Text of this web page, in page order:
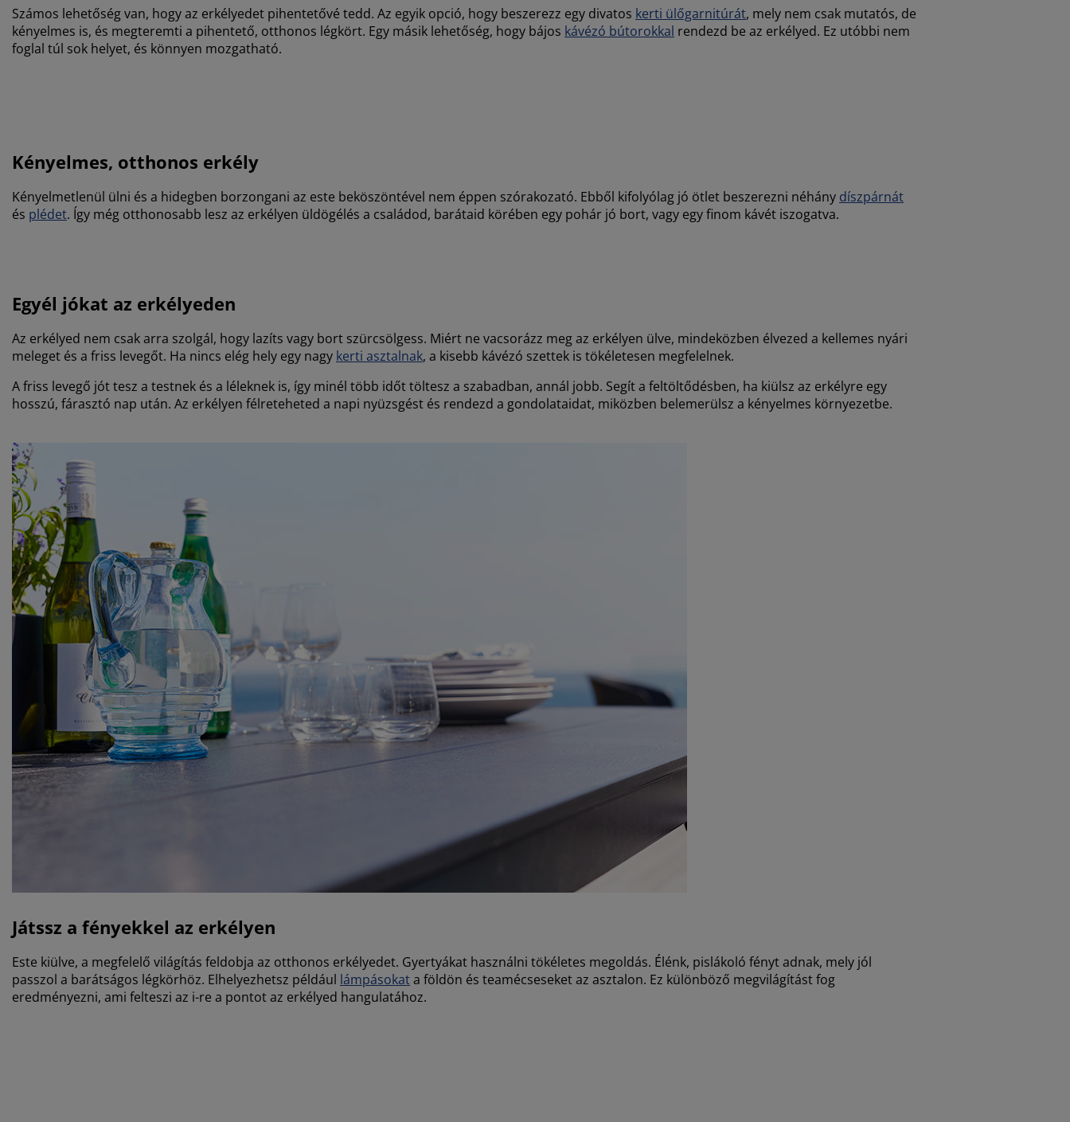
Számos lehetőség van, hogy az erkélyedet pihentetővé tedd. Az egyik opció, hogy beszerezz egy divatos kerti ülőgarnitúrát, mely nem csak mutatós, de
kényelmes is, és megteremti a pihentető, otthonos légkört. Egy másik lehetőség, hogy bájos kávézó bútorokkal rendezd be az erkélyed. Ez utóbbi nem
foglal túl sok helyet, és könnyen mozgatható.
Kényelmes, otthonos erkély
Kényelmetlenül ülni és a hidegben borzongani az este beköszöntével nem éppen szórakozató. Ebből kifolyólag jó ötlet beszerezni néhány díszpárnát
és plédet. Így még otthonosabb lesz az erkélyen üldögélés a családod, barátaid körében egy pohár jó bort, vagy egy finom kávét iszogatva.
Egyél jókat az erkélyeden
Az erkélyed nem csak arra szolgál, hogy lazíts vagy bort szürcsölgess. Miért ne vacsorázz meg az erkélyen ülve, mindeközben élvezed a kellemes nyári
meleget és a friss levegőt. Ha nincs elég hely egy nagy kerti asztalnak, a kisebb kávézó szettek is tökéletesen megfelelnek.
A friss levegő jót tesz a testnek és a léleknek is, így minél több időt töltesz a szabadban, annál jobb. Segít a feltöltődésben, ha kiülsz az erkélyre egy
hosszú, fárasztó nap után. Az erkélyen félreteheted a napi nyüzsgést és rendezd a gondolataidat, miközben belemerülsz a kényelmes környezetbe.
Játssz a fényekkel az erkélyen
Este kiülve, a megfelelő világítás feldobja az otthonos erkélyedet. Gyertyákat használni tökéletes megoldás. Élénk, pislákoló fényt adnak, mely jól
passzol a barátságos légkörhöz. Elhelyezhetsz például lámpásokata földön és teamécseseket az asztalon. Ez különböző megvilágítást fog
eredményezni, ami felteszi az i-re a pontot az erkélyed hangulatához.